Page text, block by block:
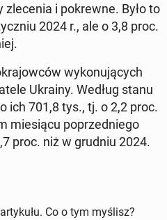
zlece­nia i pokrewne. Było to
2024 r., ale o 3,8 proc.
wykonu­ją­cych
Ukrainy. Według stanu
ich 701,8 tys., tj. o 2,2 proc.
miesiącu poprzed­niego
proc. niż w grudniu 2024.
Co o tym myślisz?